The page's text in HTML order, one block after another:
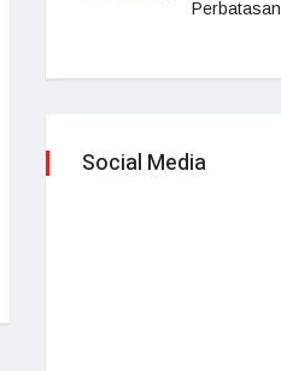
Perbatasan
Social Media